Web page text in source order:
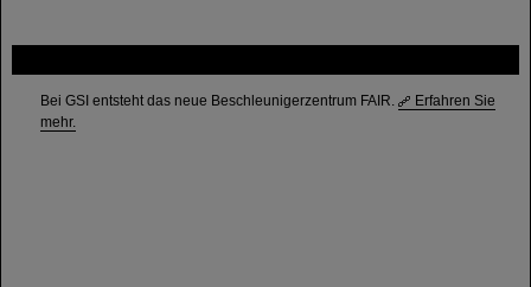
Bei GSI entsteht das neue Beschleunigerzentrum FAIR.
Erfahren Sie
mehr.